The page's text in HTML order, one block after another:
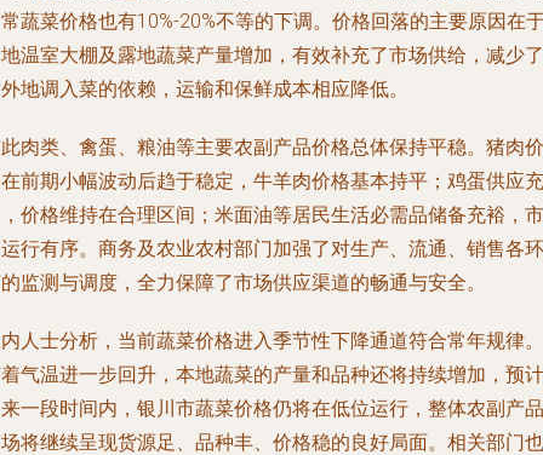
蔬菜价格也有10%-20%不等的下调。价格回落的主要原因在
温室大棚及露地蔬菜产量增加，有效补充了市场供给，减少了
地调入菜的依赖，运输和保鲜成本相应降低。
肉类、禽蛋、粮油等主要农副产品价格总体保持平稳。猪肉价
前期小幅波动后趋于稳定，牛羊肉价格基本持平；鸡蛋供应充
价格维持在合理区间；米面油等居民生活必需品储备充裕，市
行有序。商务及农业农村部门加强了对生产、流通、销售各环
监测与调度，全力保障了市场供应渠道的畅通与安全。
人士分析，当前蔬菜价格进入季节性下降通道符合常年规律。
气温进一步回升，本地蔬菜的产量和品种还将持续增加，预计
一段时间内，银川市蔬菜价格仍将在低位运行，整体农副产品
将继续呈现货源足、品种丰、价格稳的良好局面。相关部门也